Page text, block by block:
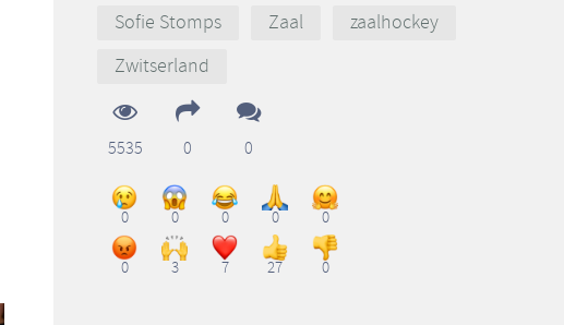
Sofie Stomps
Zaal
zaalhockey
Zwitserland
5535 0 0
0 0 0 0 0
0 3 7 27 0